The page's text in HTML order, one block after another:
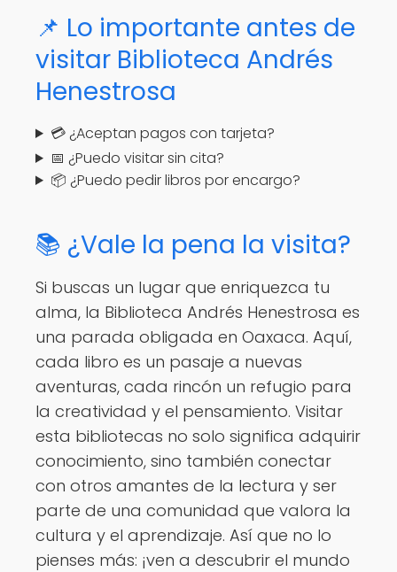
📌 Lo importante antes de
visitar Biblioteca Andrés
Henestrosa
💳 ¿Aceptan pagos con tarjeta?
📅 ¿Puedo visitar sin cita?
📦 ¿Puedo pedir libros por encargo?
📚 ¿Vale la pena la visita?
Si buscas un lugar que enriquezca tu
alma, la Biblioteca Andrés Henestrosa es
una parada obligada en Oaxaca. Aquí,
cada libro es un pasaje a nuevas
aventuras, cada rincón un refugio para
la creatividad y el pensamiento. Visitar
esta bibliotecas no solo significa adquirir
conocimiento, sino también conectar
con otros amantes de la lectura y ser
parte de una comunidad que valora la
cultura y el aprendizaje. Así que no lo
pienses más: ¡ven a descubrir el mundo